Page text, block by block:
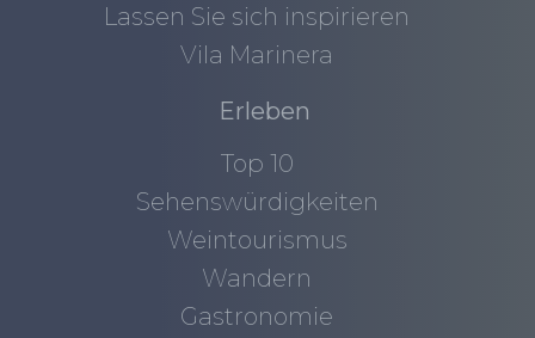
Lassen Sie sich inspirieren
Vila Marinera
Erleben
Top 10
Sehenswürdigkeiten
Weintourismus
Wandern
Gastronomie